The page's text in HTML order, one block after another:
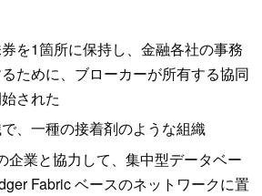
を1箇所に保持し、金融各社の事務
ために、ブローカーが所有する協同
された
、一種の接着剤のような組織
企業と協力して、集中型データベー
Fabric ベースのネットワークに置